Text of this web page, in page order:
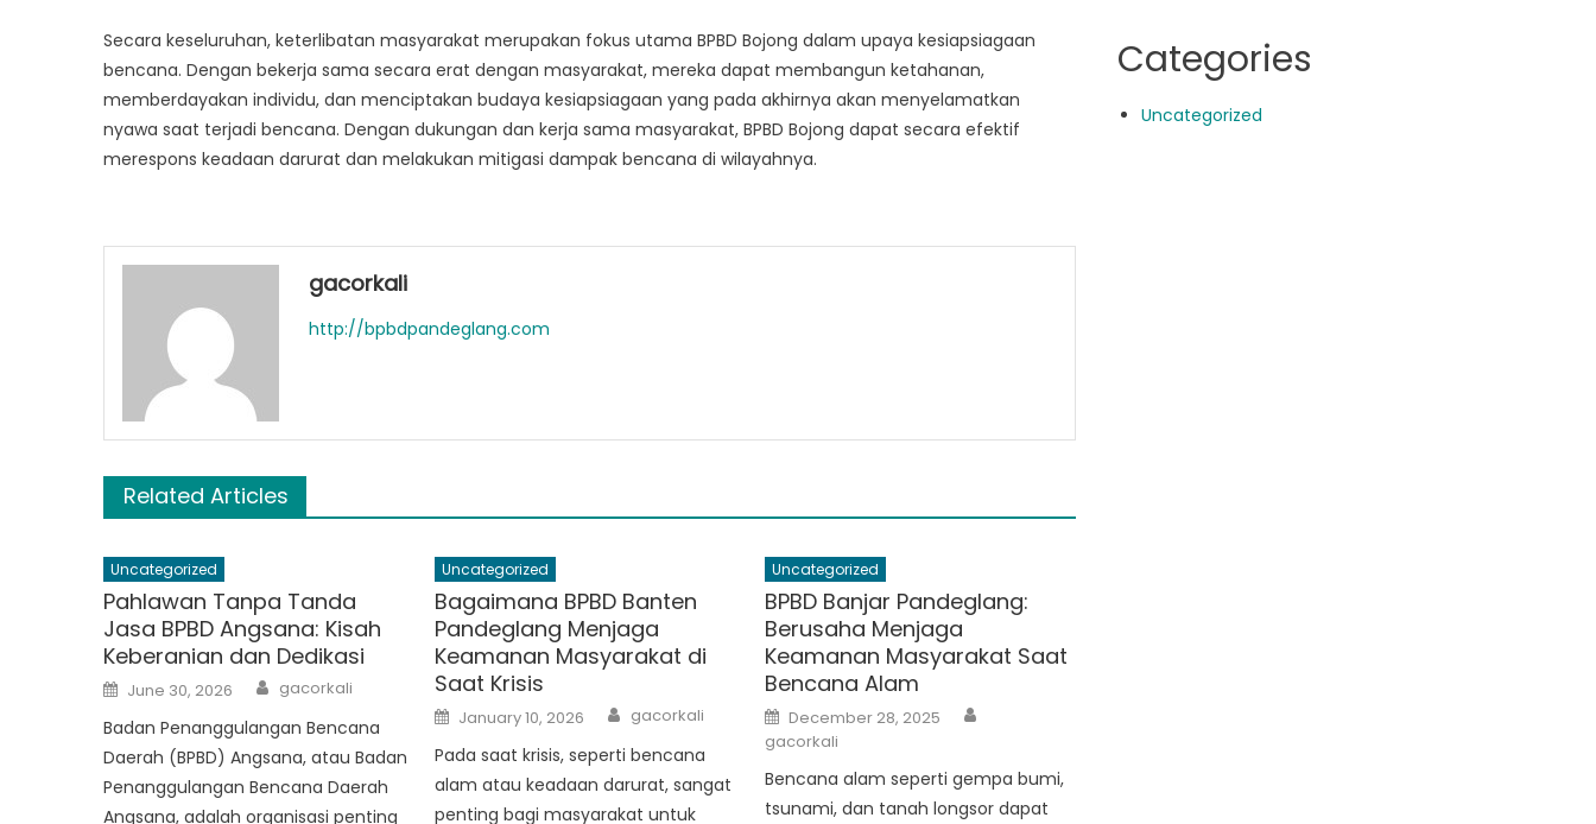
Secara keseluruhan, keterlibatan masyarakat merupakan fokus utama BPBD Bojong dalam upaya kesiapsiagaan
bencana. Dengan bekerja sama secara erat dengan masyarakat, mereka dapat membangun ketahanan,
memberdayakan individu, dan menciptakan budaya kesiapsiagaan yang pada akhirnya akan menyelamatkan
nyawa saat terjadi bencana. Dengan dukungan dan kerja sama masyarakat, BPBD Bojong dapat secara efektif
merespons keadaan darurat dan melakukan mitigasi dampak bencana di wilayahnya.
gacorkali
http://bpbdpandeglang.com
Related Articles
Uncategorized
Pahlawan Tanpa Tanda
Jasa BPBD Angsana: Kisah
Keberanian dan Dedikasi
Posted
on
June 30, 2026 Author
gacorkali
Badan Penanggulangan Bencana
Daerah (BPBD) Angsana, atau Badan
Penanggulangan Bencana Daerah
Angsana, adalah organisasi penting
Uncategorized
Bagaimana BPBD Banten
Pandeglang Menjaga
Keamanan Masyarakat di
Saat Krisis
Posted
on
January 10, 2026 Author
gacorkali
Pada saat krisis, seperti bencana
alam atau keadaan darurat, sangat
penting bagi masyarakat untuk
Uncategorized
BPBD Banjar Pandeglang:
Berusaha Menjaga
Keamanan Masyarakat Saat
Bencana Alam
Posted
on
December 28, 2025
gacorkali
Bencana alam seperti gempa bumi,
tsunami, dan tanah longsor dapat
Categories
Uncategorized